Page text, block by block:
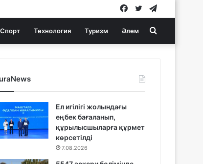
Twitter
Facebook
Спорт Технология Туризм Әлем Search
for
Ел игілігі жолындағы
еңбек бағаланып,
құрылысшыларға құрмет
көрсетілді
7.08.2026